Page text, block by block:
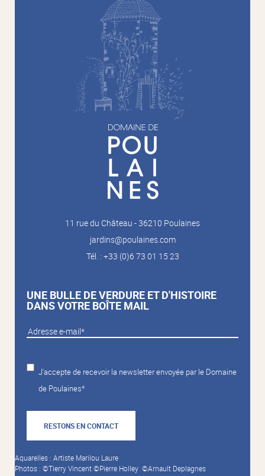
11 rue du Château - 36210 Poulaines
jardins@poulaines.com
Tél. : +33 (0)6 73 01 15 23
UNE BULLE DE VERDURE ET D'HISTOIRE
DANS VOTRE BOÎTE MAIL
J'accepte de recevoir la newsletter envoyée par le Domaine
de Poulaines*
RESTONS EN CONTACT
Aquarelles : Artiste Marilou Laure
Photos : ©Tierry Vincent ©Pierre Holley ©Arnault Deplagnes